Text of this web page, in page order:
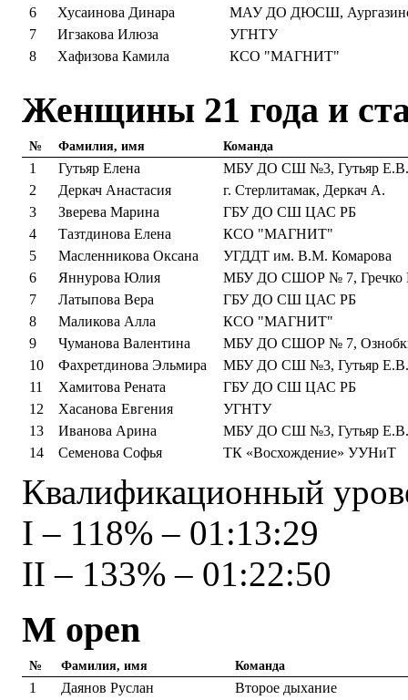
6
Хусаинова Динара
МАУ ДО ДЮСШ,
7
Игзакова Илюза
УГНТУ
8
Хафизова Камила КСО "МАГНИТ"
Женщины 21 года и
№ Фамилия, имя Команда
1 Гутьяр Елена
МБУ ДО СШ №3, Гутьяр Е.В.
2
Деркач Анастасия
г. Стерлитамак, Деркач А.
3
Зверева Марина
ГБУ ДО СШ ЦАС РБ
4
Тазтдинова Елена
КСО "МАГНИТ"
5
Масленникова Оксана
УГДДТ им. В.М. Комарова
6
Яннурова Юлия
МБУ ДО СШОР № 7, Гречко
7
Латыпова Вера
ГБУ ДО СШ ЦАС РБ
8
Маликова Алла
КСО "МАГНИТ"
9
Чуманова Валентина
МБУ ДО СШОР № 7,
10
Фахретдинова Эльмира
МБУ ДО СШ №3, Гутьяр Е.В.
11
Хамитова Рената
ГБУ ДО СШ ЦАС РБ
12
Хасанова Евгения
УГНТУ
13
Иванова Арина
МБУ ДО СШ №3, Гутьяр Е.В.
14
Семенова Софья ТК «Восхождение» УУНиТ
Квалификационный
I – 118% – 01:13:29
II – 133% – 01:22:50
М open
№ Фамилия, имя Команда
1 Даянов Руслан
Второе дыхание